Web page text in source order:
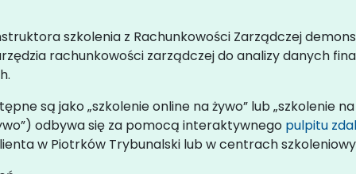
szkolenia z Rachunkowości Zarządczej
rachunkowości zarządczej do analizy danych
są jako „szkolenie online na żywo” lub „szkolenie
odbywa się za pomocą interaktywnego pulpitu
w Piotrków Trybunalski lub w centrach